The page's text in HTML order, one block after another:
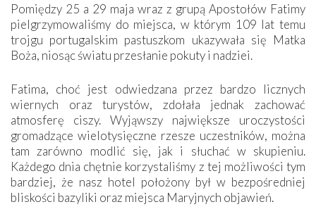
Pomiędzy 25 a 29 maja wraz z grupą Apostołów Fatimy
pielgrzymowaliśmy do miejsca, w którym 109 lat temu
trojgu portugalskim pastuszkom ukazywała się Matka
Boża, niosąc światu przesłanie pokuty i nadziei.
Fatima, choć jest odwiedzana przez bardzo licznych
wiernych oraz turystów, zdołała jednak zachować
atmosferę ciszy. Wyjąwszy największe uroczystości
gromadzące wielotysięczne rzesze uczestników, można
tam zarówno modlić się, jak i słuchać w skupieniu.
Każdego dnia chętnie korzystaliśmy z tej możliwości tym
bardziej, że nasz hotel położony był w bezpośredniej
bliskości bazyliki oraz miejsca Maryjnych objawień.